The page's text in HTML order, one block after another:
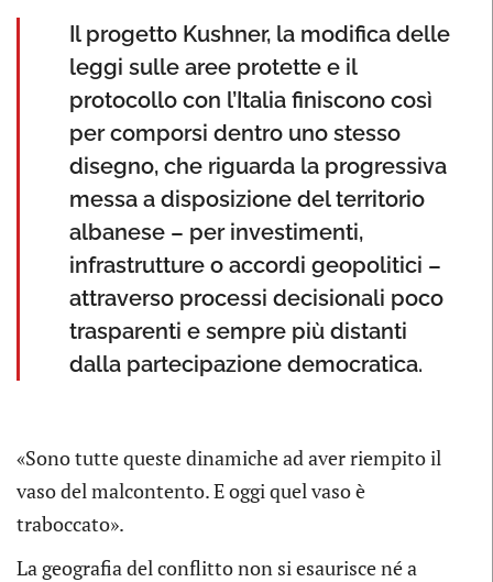
Il progetto Kushner, la modifica delle
leggi sulle aree protette e il
protocollo con l’Italia finiscono così
per comporsi dentro uno stesso
disegno, che riguarda la progressiva
messa a disposizione del territorio
albanese – per investimenti,
infrastrutture o accordi geopolitici –
attraverso processi decisionali poco
trasparenti e sempre più distanti
dalla partecipazione democratica.
«Sono tutte queste dinamiche ad aver riempito il
vaso del malcontento. E oggi quel vaso è
traboccato».
La geografia del conflitto non si esaurisce né a